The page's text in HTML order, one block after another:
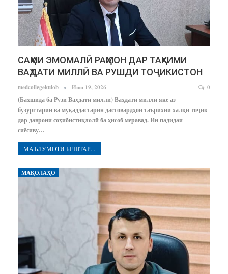
САҲМИ ЭМОМАЛӢ РАҲМОН ДАР ТАҲКИМИ
ВАҲДАТИ МИЛЛӢ ВА РУШДИ ТОҶИКИСТОН
medcollegekulob Июн 19, 2026 0
(Бахшида ба Рӯзи Ваҳдати миллӣ) Ваҳдати миллӣ яке аз
бузургтарин ва муқаддастарин дастовардҳои таърихии халқи тоҷик
дар даврони соҳибистиқлолӣ ба ҳисоб меравад. Ин падидаи
сиёсиву…
МАЪЛУМОТИ БЕШТАР...
МАҚОЛАҲО